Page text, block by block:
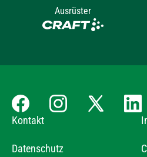
Ausrüster
Kontakt
Datenschutz